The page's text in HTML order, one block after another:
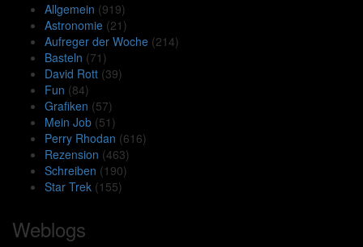
Allgemein (919)
Astronomie (21)
Aufreger der Woche (214)
Basteln (71)
David Rott (39)
Fun (84)
Grafiken (57)
Mein Job (51)
Perry Rhodan (616)
Rezension (463)
Schreiben (190)
Star Trek (155)
Weblogs